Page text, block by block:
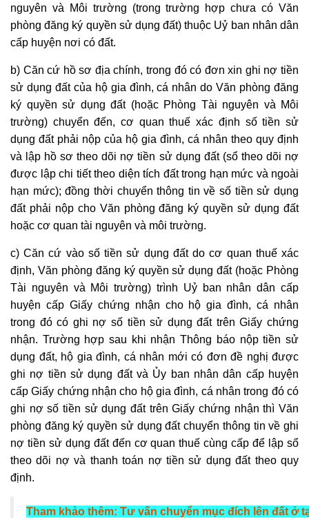
nguyên và Môi trường (trong trường hợp chưa có Văn
phòng đăng ký quyền sử dụng đất) thuộc Uỷ ban nhân dân
cấp huyện nơi có đất.
b) Căn cứ hồ sơ địa chính, trong đó có đơn xin ghi nợ tiền
sử dụng đất của hộ gia đình, cá nhân do Văn phòng đăng
ký quyền sử dụng đất (hoặc Phòng Tài nguyên và Môi
trường) chuyển đến, cơ quan thuế xác định số tiền sử
dụng đất phải nộp của hộ gia đình, cá nhân theo quy định
và lập hồ sơ theo dõi nợ tiền sử dụng đất (sổ theo dõi nợ
được lập chi tiết theo diện tích đất trong hạn mức và ngoài
hạn mức); đồng thời chuyển thông tin về số tiền sử dụng
đất phải nộp cho Văn phòng đăng kýquyền sử dụng đất
hoặc cơ quan tài nguyên và môi trường.
c) Căn cứ vào số tiền sử dụng đất do cơ quan thuế xác
định, Văn phòng đăng ký quyền sử dụng đất(hoặc Phòng
Tài nguyên và Môi trường) trình Uỷ ban nhân dân cấp
huyện cấp Giấy chứng nhận cho hộ gia đình, cá nhân
trong đó có ghi nợ số tiền sử dụng đất trên Giấy chứng
nhận. Trường hợp sau khi nhận Thông báo nộp tiền sử
dụng đất, hộ gia đình, cá nhân mới có đơn đề nghị được
ghi nợ tiền sử dụng đất và Ủy ban nhân dân cấp huyện
cấp Giấy chứng nhận cho hộ gia đình, cá nhân trong đó có
ghi nợ số tiền sử dụng đất trên Giấy chứng nhận thì Văn
phòng đăng kýquyền sử dụng đấtchuyển thông tin về ghi
nợ tiền sử dụng đất đến cơ quan thuế cùng cấp để lập sổ
theo dõi nợ và thanh toán nợ tiền sử dụng đất theo quy
định.
Tham khảo thêm: Tư vấn chuyển mục đích lên đất ở